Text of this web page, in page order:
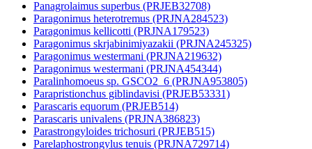
Panagrolaimus superbus (PRJEB32708)
Paragonimus heterotremus (PRJNA284523)
Paragonimus kellicotti (PRJNA179523)
Paragonimus skrjabinimiyazakii (PRJNA245325)
Paragonimus westermani (PRJNA219632)
Paragonimus westermani (PRJNA454344)
Paralinhomoeus sp. GSCO2_6 (PRJNA953805)
Parapristionchus giblindavisi (PRJEB53331)
Parascaris equorum (PRJEB514)
Parascaris univalens (PRJNA386823)
Parastrongyloides trichosuri (PRJEB515)
Parelaphostrongylus tenuis (PRJNA729714)